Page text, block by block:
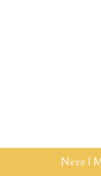
Neve |